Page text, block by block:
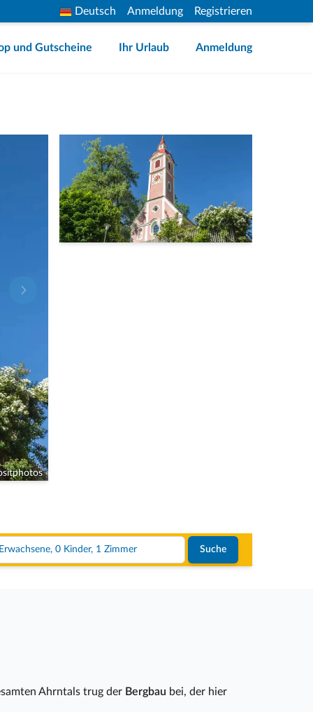
Deutsch Anmeldung Registrieren
und Gutscheine Ihr Urlaub Anmeldung
2 Erwachsene, 0 Kinder, 1 Zimmer Suche
Ahrntals trug der Bergbau bei, der hier